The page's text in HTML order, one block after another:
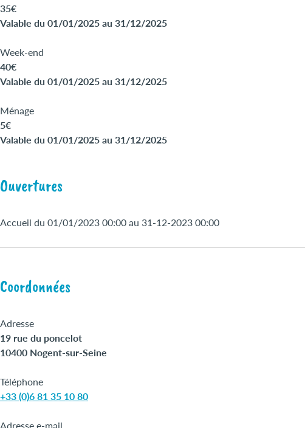
35€
Valable du 01/01/2025 au 31/12/2025
Week-end
40€
Valable du 01/01/2025 au 31/12/2025
Ménage
5€
Valable du 01/01/2025 au 31/12/2025
Ouvertures
Accueil du 01/01/2023 00:00 au 31-12-2023 00:00
Coordonnées
Adresse
19 rue du poncelot
10400 Nogent-sur-Seine
Téléphone
+33 (0)6 81 35 10 80
Adresse e-mail